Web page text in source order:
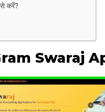
करें?
Swaraj